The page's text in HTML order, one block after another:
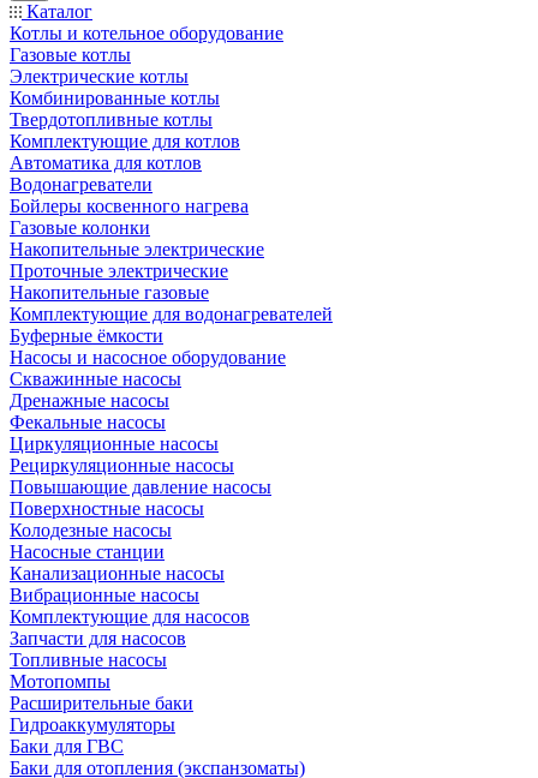
Каталог
Котлы и котельное оборудование
Газовые котлы
Электрические котлы
Комбинированные котлы
Твердотопливные котлы
Комплектующие для котлов
Автоматика для котлов
Водонагреватели
Бойлеры косвенного нагрева
Газовые колонки
Накопительные электрические
Проточные электрические
Накопительные газовые
Комплектующие для водонагревателей
Буферные ёмкости
Насосы и насосное оборудование
Скважинные насосы
Дренажные насосы
Фекальные насосы
Циркуляционные насосы
Рециркуляционные насосы
Повышающие давление насосы
Поверхностные насосы
Колодезные насосы
Насосные станции
Канализационные насосы
Вибрационные насосы
Комплектующие для насосов
Запчасти для насосов
Топливные насосы
Мотопомпы
Расширительные баки
Гидроаккумуляторы
Баки для ГВС
Баки для отопления (экспанзоматы)